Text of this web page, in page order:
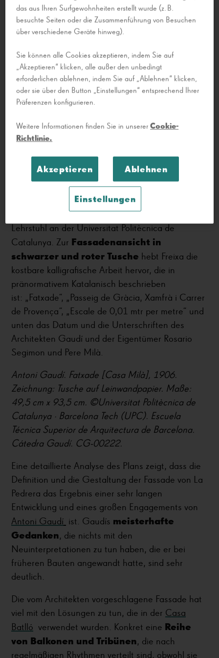
an der Universität Barcelona, stellt die Pläne des
Gebäudes in einem hervorragendem Artikel über
Gaudís Zeichnungen, Projekte und Modelle vor,
der Teil der Publikation Gaudí en primer
plano(Artika, 2020) ist, einem spektakulären
Kunstbuch mit 48 Zeichnungen von Gaudí. Die
Publikation ermöglicht es uns, dieoriginale
Größe der Plänesowie die Qualität der
Zeichnungen dank der sorgfältigen und
ausgewählten Ausgabe zu sehen.
Zu den Plänen der Casa Milà weist Mireia Freixa
darauf hin, dasszwei Sätze von
Originalplänen aufbewahrt werden
offiziellen Pläne im Archiv der Stadtverwaltung von
Barcelona und ein weiterer Satz im Gaudí-
Lehrstuhl an der Universitat Politècnica de
Catalunya. Zur Fassadenansicht in
schwarzer und roter Tusche hebt Freixa die
kostbare kalligrafische Arbeit hervor, die in
pränormativem Katalanisch beschrieben
ist: „Fatxade“, „Passeig de Gràcia, Xamfrà i Carrer
de Provença“, „Escale de 0,01 mtr per metre“ und
unten das Datum und die Unterschriften des
Architekten Gaudí und der Eigentümer Rosario
Segimon und Pere Milà.
Antoni Gaudí. Fatxade [Casa Milà], 1906.
Zeichnung: Tusche auf Leinwandpapier. Maße:
49,5 cm x 93,5 cm. ©Universitat Politècnica de
Catalunya · Barcelona Tech (UPC). Escuela
Técnica Superior de Arquitectura de Barcelona.
Cátedra Gaudí. CG-00222.
Eine detaillierte Analyse des Plans zeigt, dass die
Definition und die Gestaltung der Fassade von La
Pedrera das Ergebnis einer sehr langen
Entwicklung und eines großen Engagements von
Antoni Gaudí ist. Gaudís meisterhafte
Gedanken, die nichts mit den
Neuinterpretationen zu tun haben, die er bei
früheren Bauten angewandt hatte, sind sehr
deutlich.
Die vom Architekten vorgeschlagene Fassade hat
viel mit den Lösungen zu tun, die in der Casa
Batlló verwendet wurden. Konkret eine Reihe
von Balkonen und Tribünen, die nach
regelmäßigen Rhythmen verteilt sind, obwohl sie
das aus Ihren Surfgewohnheiten erstellt wurde (z. B.
besuchte Seiten oder die Zusammenführung von Besuchen
über verschiedene Geräte hinweg).
Sie können alle Cookies akzeptieren, indem Sie auf
„Akzeptieren“ klicken, alle außer den unbedingt
erforderlichen ablehnen, indem Sie auf „Ablehnen“ klicken,
oder sie über den Button „Einstellungen“ entsprechend Ihrer
Präferenzen konfigurieren.
Weitere Informationen finden Sie in unsererCookie-
Richtlinie.
Einstellungen
Ablehnen
Akzeptieren